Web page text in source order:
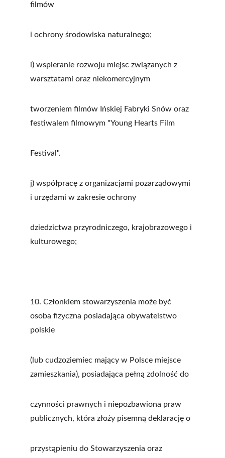
filmów
i ochrony środowiska naturalnego;
i) wspieranie rozwoju miejsc związanych z
warsztatami oraz niekomercyjnym
tworzeniem filmów Ińskiej Fabryki Snów oraz
festiwalem filmowym "Young Hearts Film
Festival".
j) współpracę z organizacjami pozarządowymi
i urzędami w zakresie ochrony
dziedzictwa przyrodniczego, krajobrazowego i
kulturowego;
10. Członkiem stowarzyszenia może być
osoba fizyczna posiadająca obywatelstwo
polskie
(lub cudzoziemiec mający w Polsce miejsce
zamieszkania), posiadająca pełną zdolność do
czynności prawnych i niepozbawiona praw
publicznych, która złoży pisemną deklarację o
przystąpieniu do Stowarzyszenia oraz